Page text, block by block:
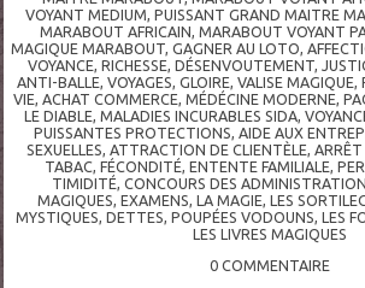
VOYANT MEDIUM PUISSANT GRAND MAITRE
MARABOUT AFRICAIN ,MARABOUT VOYANT
MAGIQUE MARABOUT ,GAGNER AU LOTO
VOYANCE ,RICHESSE ,DÉSENVOUTEMENT
ANTI-BALLE ,VOYAGES ,GLOIRE ,VALISE MAGIQUE ,
VIE ACHAT COMMERCE ,MÉDÉCINE MODERNE ,
LE DIABLE MALADIES INCURABLES SIDA,
PUISSANTES PROTECTIONS AIDE AUX
SEXUELLES ATTRACTION DE CLIENTÈLE ARRÊT
TABAC, FÉCONDITÉ ENTENTE FAMILIALE
TIMIDITÉ ,CONCOURS DES
MAGIQUES ,EXAMENS ,LA MAGIE ,LES
MYSTIQUES DETTES POUPÉES VODOUNS LES
LES LIVRES MAGIQUES
0 COMMENTAIRE